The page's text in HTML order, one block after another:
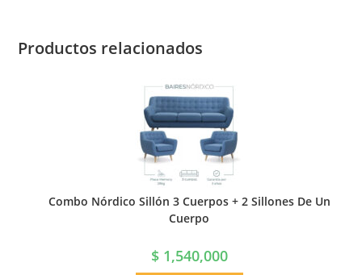
Productos relacionados
Combo Nórdico Sillón 3 Cuerpos + 2 Sillones De Un
Cuerpo
$1,540,000